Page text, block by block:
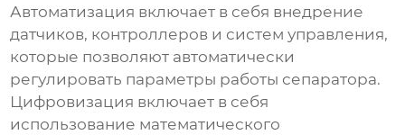
Автоматизация включает в себя внедрение
датчиков, контроллеров и систем управления,
которые позволяют автоматически
регулировать параметры работы сепаратора.
Цифровизация включает в себя
использование математического